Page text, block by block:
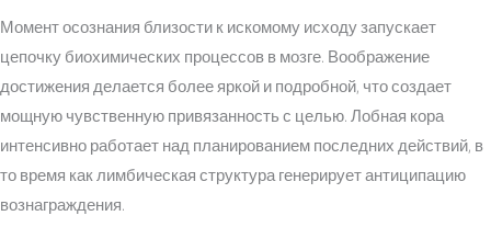
Момент осознания близости к искомому исходу запускает
цепочку биохимических процессов в мозге. Воображение
достижения делается более яркой и подробной, что создает
мощную чувственную привязанность с целью. Лобная кора
интенсивно работает над планированием последних действий, в
то время как лимбическая структура генерирует антиципацию
вознаграждения.